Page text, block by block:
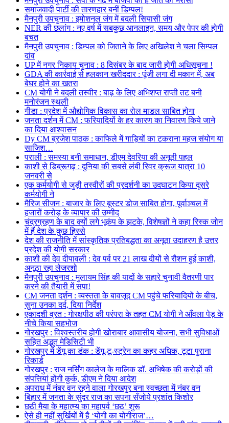
समाजवादी पार्टी की तारणहार बनीं डिम्पल!
मैनपुरी उपचुनाव : इमोशनल जंग में बदली सियासी जंग
NER की छलांग : नए वर्ष में सबकुछ आनलाइन, समय और पेपर की होगी
बचत
मैनपुरी उपचुनाव : डिम्पल को जिताने के लिए अखिलेश ने चला सिम्पल
दांव
UP में नगर निकाय चुनाव : 8 दिसंबर के बाद जारी होगी अधिसूचना !
GDA की कार्रवाई से हलकान खरीददार : पूंजी लगा दी मकान में, अब
बेघर होने का खतरा
CM योगी ने बदली तस्वीर : बाढ़ के लिए अभिशप्त राप्ती तट बनी
मनोरंजन स्थली
गीडा : प्रदेश में औद्योगिक विकास का रोल माडल साबित होगा
जनता दर्शन में CM : फरियादियों के हर कारण का निवारण किये जाने
का दिया आश्वासन
Dy CM ब्रजेश पाठक : काफिले में गाड़ियों का टकराना महज संयोग या
साजिश…
पराली : समस्या बनी समाधान, डीएम देवरिया की अनूठी पहल
काशी से डिब्रूगढ़ : दुनिया की सबसे लंबी रिवर क्रूज यात्रा 10
जनवरी से
एक कर्मयोगी से जुड़ी तस्वीरों की प्रदर्शनी का उदघाटन किया दूसरे
कर्मयोगी ने
मैरिज सीजन : बाजार के लिए बूस्टर डोज साबित होगा, पूर्वाञ्चल में
हजारों करोड़ के व्यापार की उम्मीद
चंद्रग्रहण के बाद क्यों लगे भूकंप के झटके, विशेषज्ञों ने कहा रिस्क जोन
में हैं देश के कुछ हिस्से
देश की राजनीति में सांस्कृतिक प्रतिबद्धता का अनूठा उदाहरण है उत्तर
प्रदेश की योगी सरकार
काशी की देव दीपावली : देव पर्व पर 21 लाख दीयों से रौशन हुई काशी,
अनूठा रहा लेजरशो
मैनपुरी उपचुनाव : मुलायम सिंह की यादों के सहारे चुनावी वैतरणी पार
करने की तैयारी में सपा!
CM जनता दर्शन : व्यस्तता के बावजूद CM पहुंचे फरियादियों के बीच,
सुना उनका दर्द, दिया निर्देश
एकादशी व्रत : गोरक्षपीठ की परंपरा के तहत CM योगी ने आँवला पेड़ के
नीचे किया सहभोज
गोरखपुर : विश्वस्तरीय होगी खोराबार आवासीय योजना, सभी सुविधाओं
सहित अद्भुत मेडिसिटी भी
गोरखपुर में डेंगू का डंक : डेंगू-टू-स्ट्रेन का कहर अधिक, टूटा पुराना
रिकार्ड
गोरखपुर : राज नर्सिंग कालेज के मालिक डॉ. अभिषेक की करोड़ों की
संपत्तियां होंगी कुर्क, डीएम ने दिया आदेश
अपराध में नंबर वन रहने वाला गोरखपुर बना स्वच्छता में नंबर वन
बिहार में जनता के सुंदर राज का सपना सँजोये प्रशांत किशोर
छठी मैया के महात्म्य का महापर्व ‘छठ’ शुरू
ऐसे ही नहीं सुर्खियों में है ‘योगी का योगीराज’…